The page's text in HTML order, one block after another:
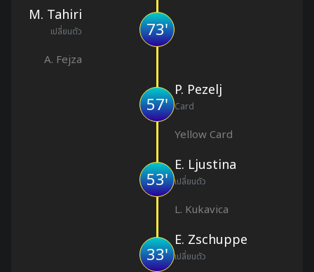
73'
M. Tahiri
เปลี่ยนตัว
A. Fejza
57'
P. Pezelj
Card
Yellow Card
53'
E. Ljustina
เปลี่ยนตัว
L. Kukavica
33'
E. Zschuppe
เปลี่ยนตัว